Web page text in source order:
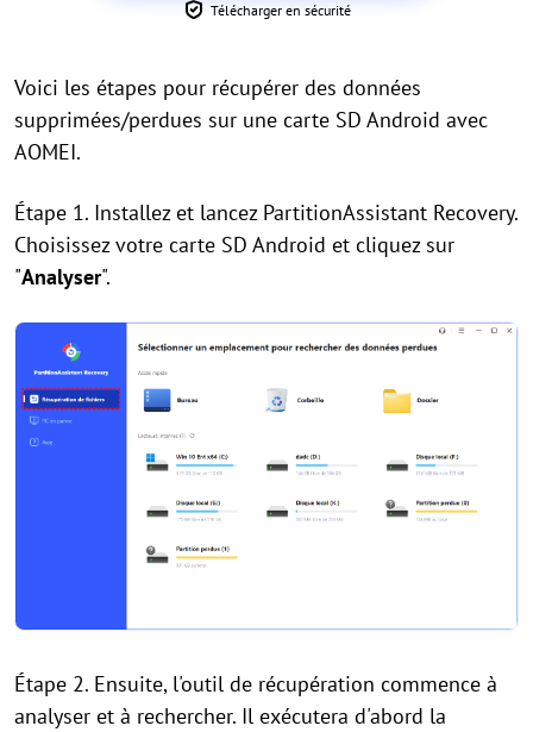
Télécharger en sécurité
Voici les étapes pour récupérer des données
supprimées/perdues sur une carte SD Android avec
AOMEI.
Étape 1. Installez et lancez PartitionAssistant Recovery.
Choisissez votre carte SD Android et cliquez sur
"Analyser".
Étape 2. Ensuite, l'outil de récupération commence à
analyser et à rechercher. Il exécutera d'abord la